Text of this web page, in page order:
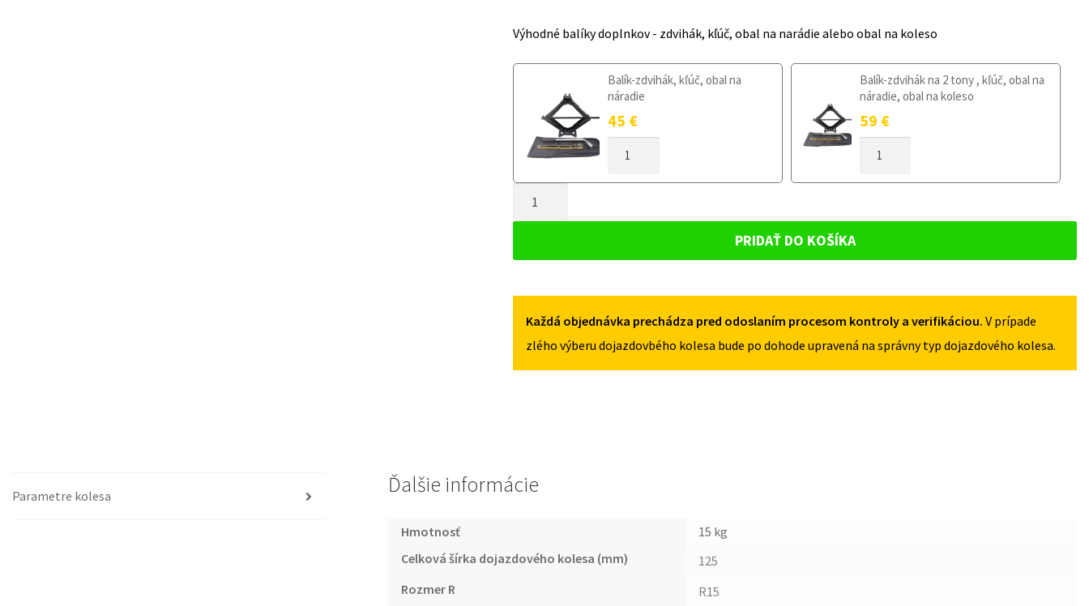
Výhodné balíky doplnkov - zdvihák, kľúč, obal na narádie alebo obal na koleso
Balík-zdvihák, kľúč, obal na
náradie
45 €
DOJAZDOVÉ
8L
2003
Balík-zdvihák na 2 tony , kľúč, obal na
náradie, obal na koleso
59 €
DOJAZDOVÉ
8L
2003
8L
1996-
125/80R15
5X100
PRIDAŤ DO KOŠÍKA
Každá objednávka prechádza pred odoslaním procesom kontroly a verifikáciou. V prípade
zlého výberu dojazdovbého kolesa bude po dohode upravená na správny typ dojazdového kolesa.
Parametre kolesa Ďalšie informácie
Hmotnosť
15 kg
Celková šírka dojazdového kolesa (mm)
125
Rozmer R
R15